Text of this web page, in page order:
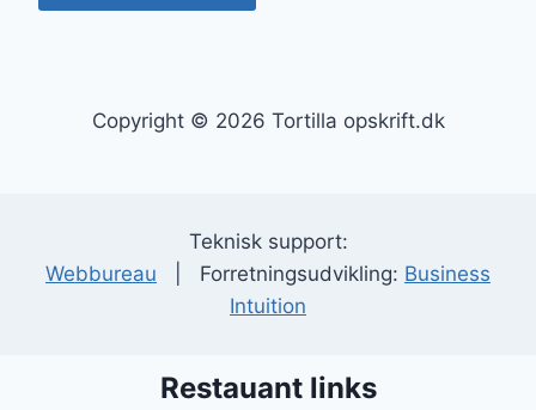
Copyright © 2026 Tortilla opskrift.dk
Teknisk support:
Webbureau | Forretningsudvikling: Business
Intuition
Restauant links